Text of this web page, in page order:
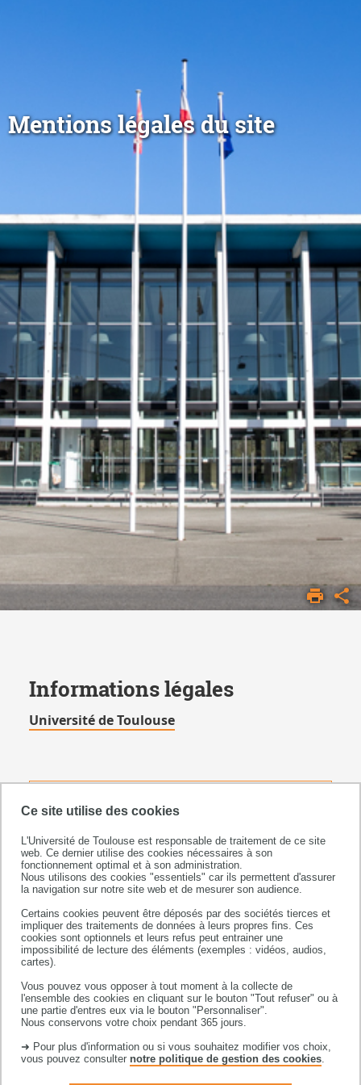
Ce site utilise des cookies
L'Université de Toulouse est responsable de traitement de ce site
web. Ce dernier utilise des cookies nécessaires à son
fonctionnement optimal et à son administration.
Nous utilisons des cookies "essentiels" car ils permettent d'assurer
la navigation sur notre site web et de mesurer son audience.
Certains cookies peuvent être déposés par des sociétés tierces et
impliquer des traitements de données à leurs propres fins. Ces
cookies sont optionnels et leurs refus peut entrainer une
impossibilité de lecture des éléments (exemples : vidéos, audios,
cartes).
Vous pouvez vous opposer à tout moment à la collecte de
l'ensemble des cookies en cliquant sur le bouton "Tout refuser" ou à
une partie d'entres eux via le bouton "Personnaliser".
Nous conservons votre choix pendant 365 jours.
➜ Pour plus d'information ou si vous souhaitez modifier vos choix,
vous pouvez consulter notre politique de gestion des cookies
Mentions légales du site
ACCUEIL
MENTIONS
Informations légales
Université de Toulouse
Université de Toulouse
31062 TOULOUSE CEDEX 9
téléphone +33 (0)5 61 55 66 11
Siret :93827139200012
DIRECTION DE PUBLICATION
TECHNOLOGIES ET CONCEPTION